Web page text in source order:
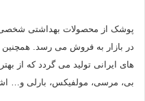
پوشک از محصولات بهداشتی
در بازار به فروش می رسد.
های ایرانی تولید می گردد که از
بی، مرسی، مولفیکس، بارلی و…